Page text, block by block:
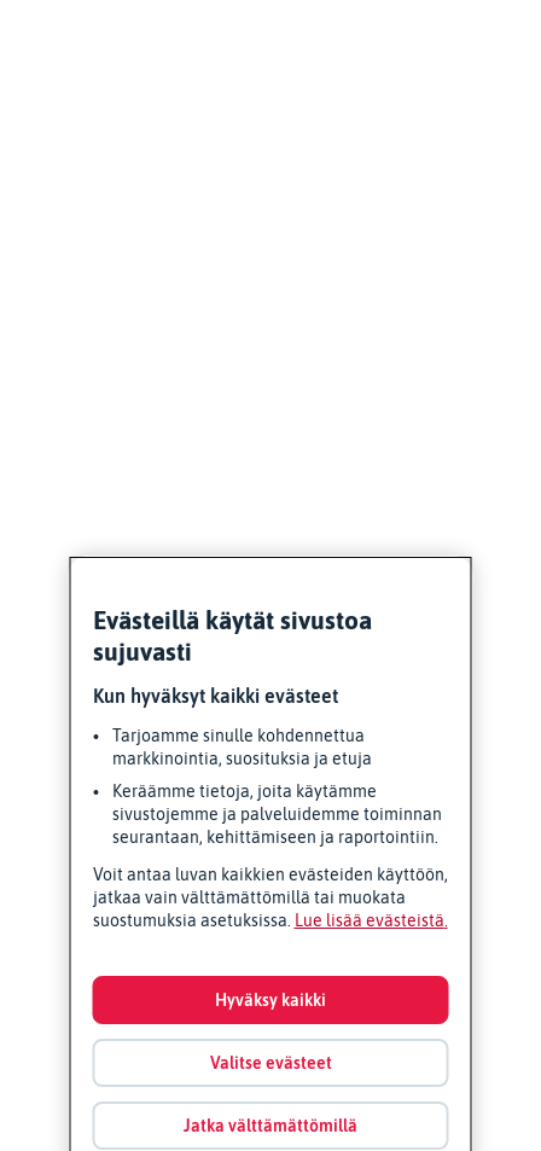
Evästeillä käytät sivustoa
sujuvasti
Kun hyväksyt kaikki evästeet
Tarjoamme sinulle kohdennettua
markkinointia, suosituksia ja etuja
Keräämme tietoja, joita käytämme
sivustojemme ja palveluidemme toiminnan
seurantaan, kehittämiseen ja raportointiin.
Voit antaa luvan kaikkien evästeiden käyttöön,
jatkaa vain välttämättömillä tai muokata
suostumuksia asetuksissa. Lue lisää evästeistä
Valitse evästeet
Jatka välttämättömillä
Hyväksy kaikki